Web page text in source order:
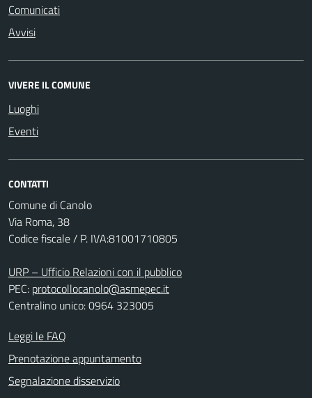
Comunicati
Avvisi
VIVERE IL COMUNE
Luoghi
Eventi
CONTATTI
Comune di Canolo
Via Roma, 38
Codice fiscale / P. IVA:81001710805
URP – Ufficio Relazioni con il pubblico
PEC: protocollocanolo@asmepec.it
Centralino unico: 0964 323005
Leggi le FAQ
Prenotazione appuntamento
Segnalazione disservizio